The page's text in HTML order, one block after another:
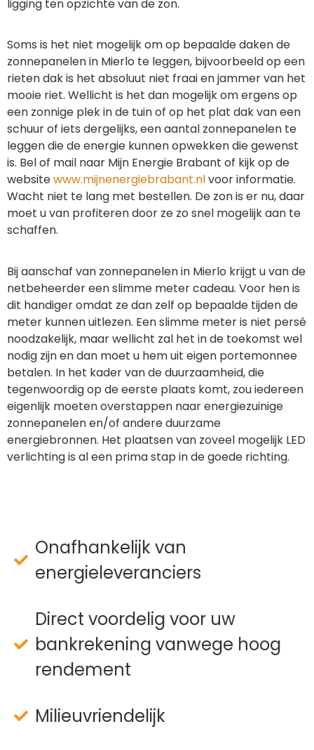
ligging ten opzichte van de zon.
Soms is het niet mogelijk om op bepaalde daken de
zonnepanelen in Mierlo te leggen, bijvoorbeeld op een
rieten dak is het absoluut niet fraai en jammer van het
mooie riet. Wellicht is het dan mogelijk om ergens op
een zonnige plek in de tuin of op het plat dak van een
schuur of iets dergelijks, een aantal zonnepanelen te
leggen die de energie kunnen opwekken die gewenst
is. Bel of mail naar Mijn Energie Brabant of kijk op de
websitewww.mijnenergiebrabant.nlvoor informatie.
Wacht niet te lang met bestellen. De zon is er nu, daar
moet u van profiteren door ze zo snel mogelijk aan te
schaffen.
Bij aanschaf van zonnepanelen in Mierlo krijgt u van de
netbeheerder een slimme meter cadeau. Voor hen is
dit handiger omdat ze dan zelf op bepaalde tijden de
meter kunnen uitlezen. Een slimme meter is niet persé
noodzakelijk, maar wellicht zal het in de toekomst wel
nodig zijn en dan moet u hem uit eigen portemonnee
betalen. In het kader van de duurzaamheid, die
tegenwoordig op de eerste plaats komt, zou iedereen
eigenlijk moeten overstappen naar energiezuinige
zonnepanelen en/of andere duurzame
energiebronnen. Het plaatsen van zoveel mogelijk LED
verlichting is al een prima stap in de goede richting.
Onafhankelijk van
energieleveranciers
Direct voordelig voor uw
bankrekening vanwege hoog
rendement
Milieuvriendelijk